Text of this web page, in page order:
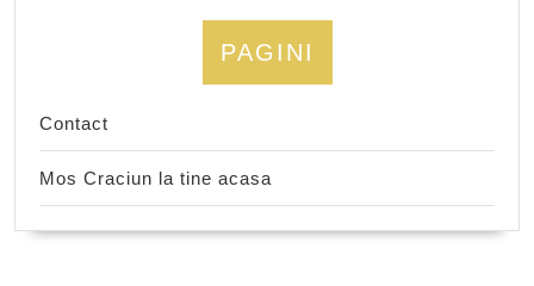
PAGINI
Contact
Mos Craciun la tine acasa